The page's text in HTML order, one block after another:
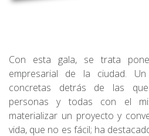
Con esta gala, se trata
empresarial de la ciudad.
concretas detrás de las
personas y todas con el
materializar un proyecto y
vida, que no es fácil; ha